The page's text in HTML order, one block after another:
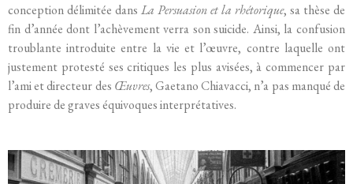
conception délimitée dans La Persuasion et la rhétorique, sa thèse de
fin d’année dont l’achèvement verra son suicide. Ainsi, la confusion
troublante introduite entre la vie et l’œuvre, contre laquelle ont
justement protesté ses critiques les plus avisées, à commencer par
l’ami et directeur des Œuvres, Gaetano Chiavacci, n’a pas manqué de
produire de graves équivoques interprétatives.